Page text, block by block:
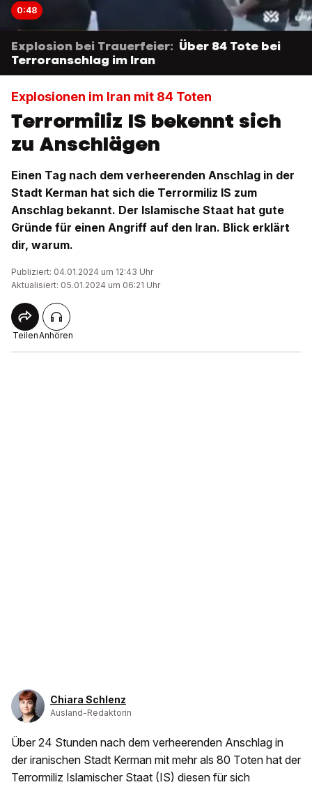
0:48
Explosion bei Trauerfeier: Über 84 Tote bei
Terroranschlag im Iran
Explosionen im Iran mit 84 Toten
Terrormiliz IS bekennt sich
zu Anschlägen
Einen Tag nach dem verheerenden Anschlag in der
Stadt Kerman hat sich die Terrormiliz IS zum
Anschlag bekannt. Der Islamische Staat hat gute
Gründe für einen Angriff auf den Iran. Blick erklärt
dir, warum.
Publiziert: 04.01.2024 um 12:43 Uhr
Aktualisiert: 05.01.2024 um 06:21 Uhr
TeilenAnhören
Chiara Schlenz
Ausland-Redaktorin
Über 24 Stunden nach dem verheerenden Anschlag in
der iranischen Stadt Kerman mit mehr als 80 Toten hat der
Terrormiliz Islamischer Staat (IS) diesen für sich